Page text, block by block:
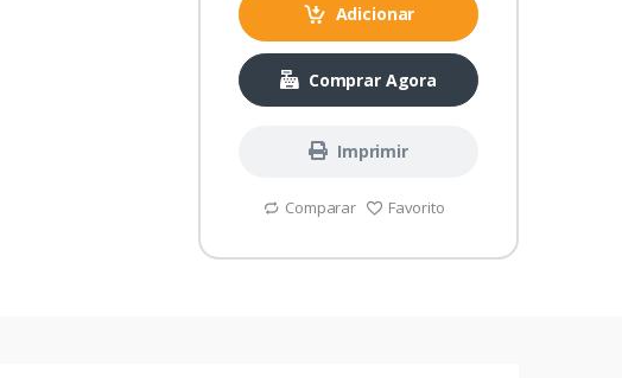
Adicionar
Comprar Agora
Imprimir
Comparar Favorito